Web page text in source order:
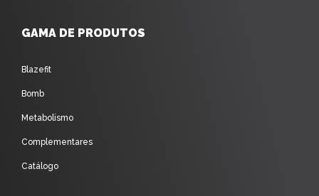
GAMA DE PRODUTOS
Blazefit
Bomb
Metabolismo
Complementares
Catálogo